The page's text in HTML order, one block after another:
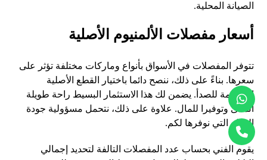
الصيانة المحلية.
أسعار مفصلات الألمنيوم الأصلية
تتوفر المفصلات في الأسواق بأنواع وماركات مختلفة تؤثر على
سعرها. بناءً على ذلك، ننصح دائما باختيار القطع الأصلية
المقاومة للصدأ. يضمن لك هذا الاستثمار البسيط راحة طويلة
المدى وتوفيرا للمال. علاوة على ذلك، نتحمل مسؤولية جودة
القطع التي نوفرها لكم.
يقوم الفني بحساب عدد المفصلات التالفة لتحديد إجمالي